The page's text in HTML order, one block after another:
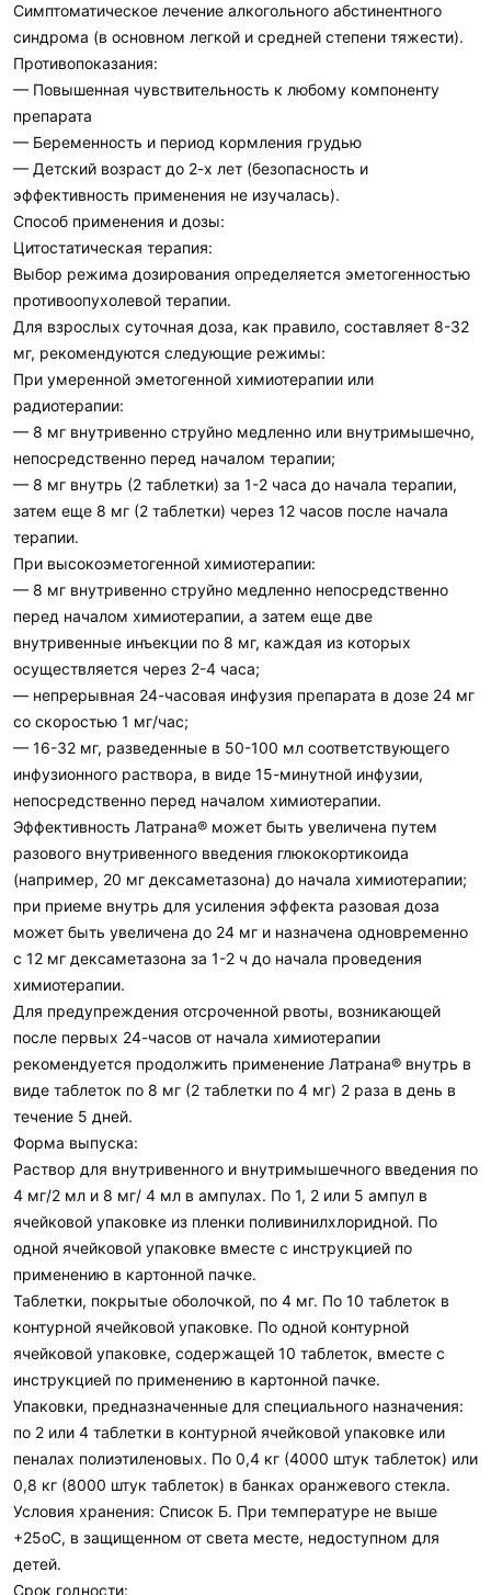
Симптоматическое лечение алкогольного абстинентного
синдрома (в основном легкой и средней степени тяжести).
Противопоказания:
— Повышенная чувствительность к любому компоненту
препарата
— Беременность и период кормления грудью
— Детский возраст до 2-х лет (безопасность и
эффективность применения не изучалась).
Способ применения и дозы:
Цитостатическая терапия:
Выбор режима дозирования определяется эметогенностью
противоопухолевой терапии.
Для взрослых суточная доза, как правило, составляет 8-32
мг, рекомендуются следующие режимы:
При умеренной эметогенной химиотерапии или
радиотерапии:
— 8 мг внутривенно струйно медленно или внутримышечно,
непосредственно перед началом терапии;
— 8 мг внутрь (2 таблетки) за 1-2 часа до начала терапии,
затем еще 8 мг (2 таблетки) через 12 часов после начала
терапии.
При высокоэметогенной химиотерапии:
— 8 мг внутривенно струйно медленно непосредственно
перед началом химиотерапии, а затем еще две
внутривенные инъекции по 8 мг, каждая из которых
осуществляется через 2-4 часа;
— непрерывная 24-часовая инфузия препарата в дозе 24 мг
со скоростью 1 мг/час;
— 16-32 мг, разведенные в 50-100 мл соответствующего
инфузионного раствора, в виде 15-минутной инфузии,
непосредственно перед началом химиотерапии.
Эффективность Латрана® может быть увеличена путем
разового внутривенного введения глюкокортикоида
(например, 20 мг дексаметазона) до начала химиотерапии;
при приеме внутрь для усиления эффекта разовая доза
может быть увеличена до 24 мг и назначена одновременно
с 12 мг дексаметазона за 1-2 ч до начала проведения
химиотерапии.
Для предупреждения отсроченной рвоты, возникающей
после первых 24-часов от начала химиотерапии
рекомендуется продолжить применение Латрана® внутрь в
виде таблеток по 8 мг (2 таблетки по 4 мг) 2 раза в день в
течение 5 дней.
Форма выпуска:
Раствор для внутривенного и внутримышечного введения по
4 мг/2 мл и 8 мг/ 4 мл в ампулах. По 1, 2 или 5 ампул в
ячейковой упаковке из пленки поливинилхлоридной. По
одной ячейковой упаковке вместе с инструкцией по
применению в картонной пачке.
Таблетки, покрытые оболочкой, по 4 мг. По 10 таблеток в
контурной ячейковой упаковке. По одной контурной
ячейковой упаковке, содержащей 10 таблеток, вместе с
инструкцией по применению в картонной пачке.
Упаковки, предназначенные для специального назначения:
по 2 или 4 таблетки в контурной ячейковой упаковке или
пеналах полиэтиленовых. По 0,4 кг (4000 штук таблеток) или
0,8 кг (8000 штук таблеток) в банках оранжевого стекла.
Условия хранения: Список Б. При температуре не выше
+25оС, в защищенном от света месте, недоступном для
детей.
Срок годности: